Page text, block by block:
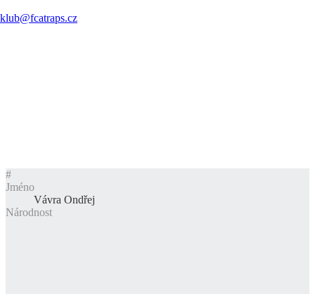
klub@fcatraps.cz
#
Jméno
Vávra Ondřej
Národnost